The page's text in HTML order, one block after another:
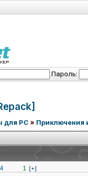
Пароль:
для PC» Приключения
1 [+]